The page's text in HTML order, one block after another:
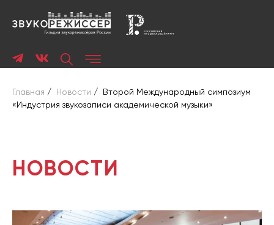
Главная / Новости /
Второй Международный симпозиум
«Индустрия звукозаписи академической музыки»
НОВОСТИ